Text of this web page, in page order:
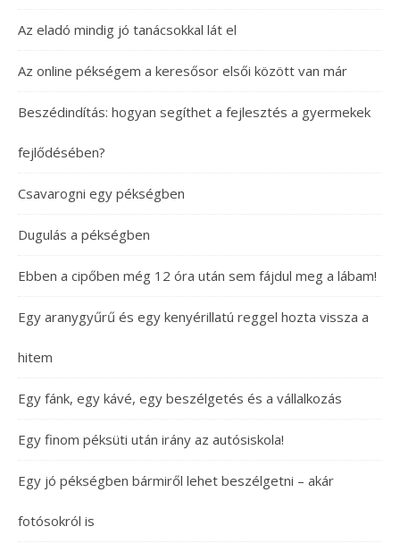
Az eladó mindig jó tanácsokkal lát el
Az online pékségem a keresősor elsői között van már
Beszédindítás: hogyan segíthet a fejlesztés a gyermekek
fejlődésében?
Csavarogni egy pékségben
Dugulás a pékségben
Ebben a cipőben még 12 óra után sem fájdul meg a lábam!
Egy aranygyűrű és egy kenyérillatú reggel hozta vissza a
hitem
Egy fánk, egy kávé, egy beszélgetés és a vállalkozás
Egy finom péksüti után irány az autósiskola!
Egy jó pékségben bármiről lehet beszélgetni – akár
fotósokról is